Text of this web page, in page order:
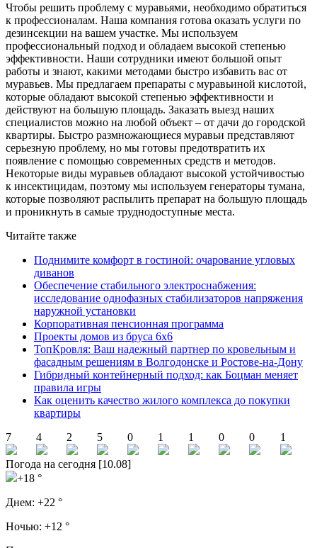
Чтобы решить проблему с муравьями, необходимо обратиться
к профессионалам. Наша компания готова оказать услуги по
дезинсекции на вашем участке. Мы используем
профессиональный подход и обладаем высокой степенью
эффективности. Наши сотрудники имеют большой опыт
работы и знают, какими методами быстро избавить вас от
муравьев. Мы предлагаем препараты с муравьиной кислотой,
которые обладают высокой степенью эффективности и
действуют на большую площадь. Заказать выезд наших
специалистов можно на любой объект – от дачи до городской
квартиры. Быстро размножающиеся муравьи представляют
серьезную проблему, но мы готовы предотвратить их
появление с помощью современных средств и методов.
Некоторые виды муравьев обладают высокой устойчивостью
к инсектицидам, поэтому мы используем генераторы тумана,
которые позволяют распылить препарат на большую площадь
и проникнуть в самые труднодоступные места.
Читайте также
Поднимите комфорт в гостиной: очарование угловых
диванов
Обеспечение стабильного электроснабжения:
исследование однофазных стабилизаторов напряжения
наружной установки
Корпоративная пенсионная программа
Проекты домов из бруса 6х6
ТопКровля: Ваш надежный партнер по кровельным и
фасадным решениям в Волгодонске и Ростове-на-Дону
Гибридный контейнерный подход: как Боцман меняет
правила игры
Как оценить качество жилого комплекса до покупки
квартиры
7
4 2 5 0 1 1 0 0 1
Погода на сегодня [10.08]
+18 °
Днем: +22 °
Ночью: +12 °